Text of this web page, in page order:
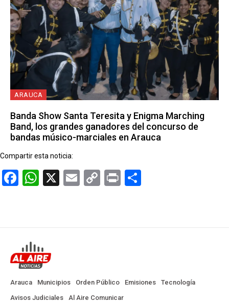
ARAUCA
Banda Show Santa Teresita y Enigma Marching
Band, los grandes ganadores del concurso de
bandas músico-marciales en Arauca
Compartir esta noticia:
Facebook
WhatsApp
X EmailCopy
Print
Arauca Municipios Orden Público Emisiones
Tecnología
Avisos Judiciales
Al Aire Comunicar